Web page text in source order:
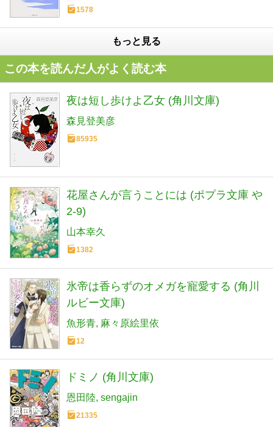
1578
もっと見る
この本を読んだ人がよく読む本
夜は短し歩けよ乙女 (角川文庫)
森見登美彦
85935
花屋さんが言うことには (ポプラ文庫 や
2-9)
山本幸久
1382
氷帝は香らずのオメガを寵愛する (角川
ルビー文庫)
魚形青 麻々原絵里依
12
ドミノ (角川文庫)
恩田陸 sengajin
21335